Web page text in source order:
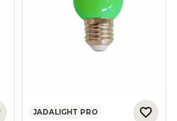
JADALIGHT PRO